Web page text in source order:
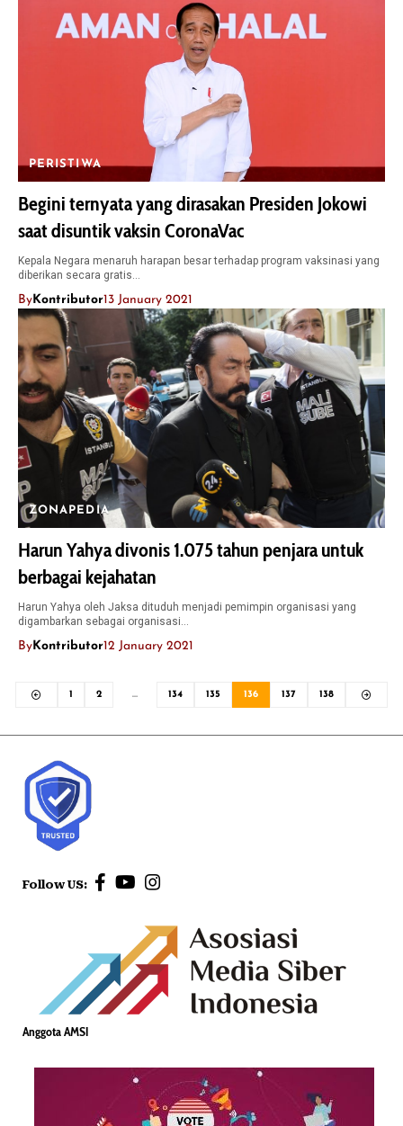
PERISTIWA
Begini ternyata yang dirasakan Presiden Jokowi
saat disuntik vaksin CoronaVac
Kepala Negara menaruh harapan besar terhadap program vaksinasi yang
diberikan secara gratis…
By Kontributor13 January 2021
ZONAPEDIA
Harun Yahya divonis 1.075 tahun penjara untuk
berbagai kejahatan
Harun Yahya oleh Jaksa dituduh menjadi pemimpin organisasi yang
digambarkan sebagai organisasi…
ByKontributor12 January 2021
1 2 … 134 135 136 137 138
Follow US:
Anggota AMSI